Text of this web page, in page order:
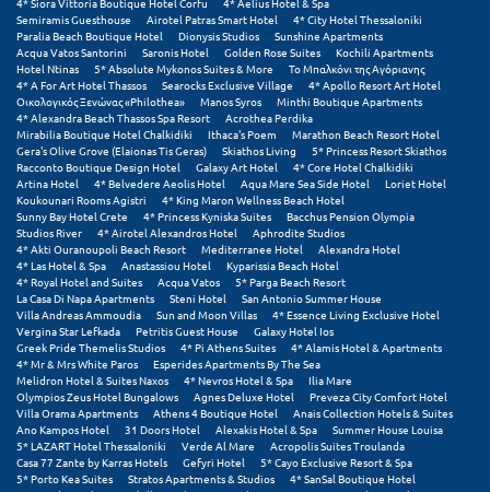
Φ
Φιλιατρά Μεσσηνίας
Φλώρινα
Φοινικούντα
Χ
Χαλκίδα
Χαλκιδική
Χανιά
Χερσόνησος
Χερσόνησος Άθως
Χίος
Semiramis Guesthouse
Airotel Patras Smart Hotel
4* City Hotel Thessaloniki
Paralia Beach Boutique Hotel
Dionysis Studios
Sunshine Apartments
Acqua Vatos Santorini
Saronis Hotel Golden Rose Suites
Kochili Apartments
Hotel Ntinas
5* Absolute Mykonos Suites & More
Το Μπαλκόνι της Αγόριανης
4* A For Art Hotel Thassos
Searocks Exclusive Village
4* Apollo Resort Art Hotel
Οικολογικός Ξενώνας «Philothea»
Manos Syros
Minthi Boutique Apartments
4* Alexandra Beach Thassos Spa Resort
Acrothea Perdika
Mirabilia Boutique Hotel Chalkidiki
Ithaca's Poem
Marathon Beach Resort Hotel
Gera's Olive Grove (Elaionas Tis Geras)
Skiathos Living
5* Princess Resort Skiathos
Racconto Boutique Design Hotel
Galaxy Art Hotel
4* Core Hotel Chalkidiki
Artina Hotel
4* Belvedere Aeolis Hotel Aqua Mare Sea Side Hotel
Loriet Hotel
Koukounari Rooms Agistri
4* King Maron Wellness Beach Hotel
Sunny Bay Hotel Crete
4* Princess Kyniska Suites
Bacchus Pension Olympia
Studios River
4* Airotel Alexandros Hotel
Aphrodite Studios
4* Akti Ouranoupoli Beach Resort
Mediterranee Hotel
Alexandra Hotel
4* Las Hotel & Spa
Anastassiou Hotel
Kyparissia Beach Hotel
4* Royal Hotel and Suites
Acqua Vatos
5* Parga Beach Resort
La Casa Di Napa Apartments
Steni Hotel
San Antonio Summer House
Villa Andreas Ammoudia
Sun and Moon Villas
4* Essence Living Exclusive Hotel
Vergina Star Lefkada
Petritis Guest House
Galaxy Hotel Ios
Greek Pride Themelis Studios
4* Pi Athens Suites
4* Alamis Hotel & Apartments
4* Mr & Mrs White Paros
Esperides Apartments By The Sea
Melidron Hotel & Suites Naxos
4* Nevros Hotel & Spa
Ilia Mare
Olympios Zeus Hotel Bungalows
Agnes Deluxe Hotel
Preveza City Comfort Hotel
Villa Orama Apartments
Athens 4 Boutique Hotel
Anais Collection Hotels & Suites
Ano Kampos Hotel
31 Doors Hotel Alexakis Hotel & Spa
Summer House Louisa
5* LAZART Hotel Thessaloniki
Verde Al Mare
Acropolis Suites Troulanda
Casa 77 Zante by Karras Hotels
Gefyri Hotel
5* Cayo Exclusive Resort & Spa
5* Porto Kea Suites
Stratos Apartments & Studios
4* SanSal Boutique Hotel